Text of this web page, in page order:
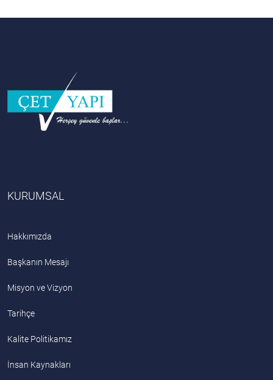
KURUMSAL
Hakkımızda
Başkanın Mesajı
Misyon ve Vizyon
Tarihçe
Kalite Politikamız
İnsan Kaynakları